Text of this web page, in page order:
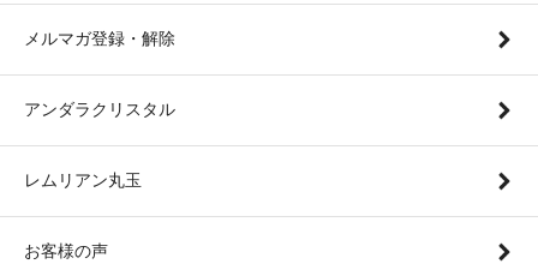
メルマガ登録・解除
アンダラクリスタル
レムリアン丸玉
お客様の声